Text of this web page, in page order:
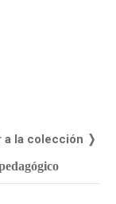
a la colección ❭